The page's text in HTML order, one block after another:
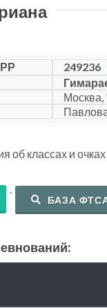
249236
Москва,
об классах и очках
.
БАЗА